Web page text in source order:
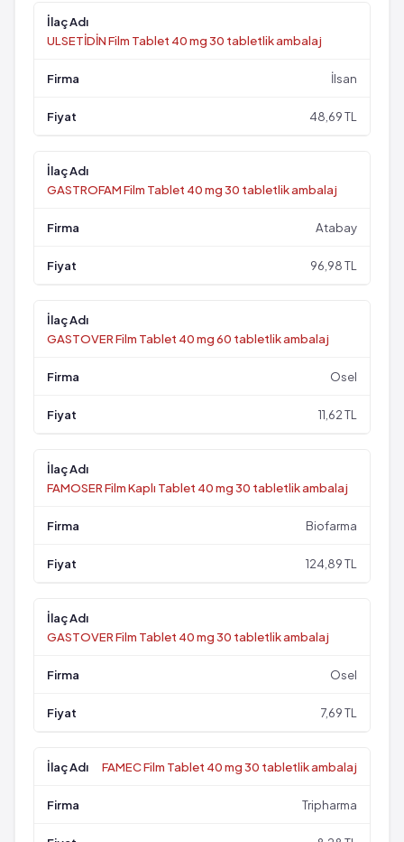
ULSETİDİN Film Tablet 40 mg 30 tabletlik ambalaj
İlsan
48,69 TL
GASTROFAM Film Tablet 40 mg 30 tabletlik ambalaj
Atabay
96,98 TL
GASTOVER Film Tablet 40 mg 60 tabletlik ambalaj
Osel
11,62 TL
FAMOSER Film Kaplı Tablet 40 mg 30 tabletlik ambalaj
Biofarma
124,89 TL
GASTOVER Film Tablet 40 mg 30 tabletlik ambalaj
Osel
7,69 TL
FAMEC Film Tablet 40 mg 30 tabletlik ambalaj
Tripharma